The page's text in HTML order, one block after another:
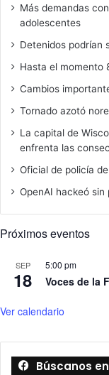
Más demandas
adolescentes
Detenidos podrían
Hasta el momento
Cambios
Tornado azotó
La capital de
enfrenta las
Oficial de policía
OpenAI hackeó sin
Próximos eventos
SEP
18
5:00 pm
Voces de la
Ver calendario
Búscanos